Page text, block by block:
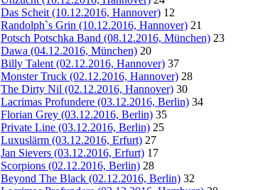
Das Scheit (10.12.2016, Hannover) 12
Randolph`s Grin (10.12.2016, Hannover) 21
Potsch Potschka Band (08.12.2016, München) 23
Dawa (04.12.2016, München) 20
Billy Talent (02.12.2016, Hannover) 37
Monster Truck (02.12.2016, Hannover) 28
The Dirty Nil (02.12.2016, Hannover) 30
Lacrimas Profundere (03.12.2016, Berlin) 34
Florian Grey (03.12.2016, Berlin) 35
Private Line (03.12.2016, Berlin) 25
Luxuslärm (03.12.2016, Erfurt) 27
Jan Sievers (03.12.2016, Erfurt) 17
Scorpions (02.12.2016, Berlin) 28
Beyond The Black (02.12.2016, Berlin) 32